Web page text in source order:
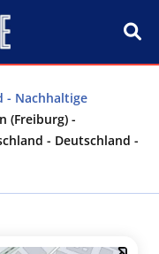
- Nachhaltige
(Freiburg) -
- Deutschland -